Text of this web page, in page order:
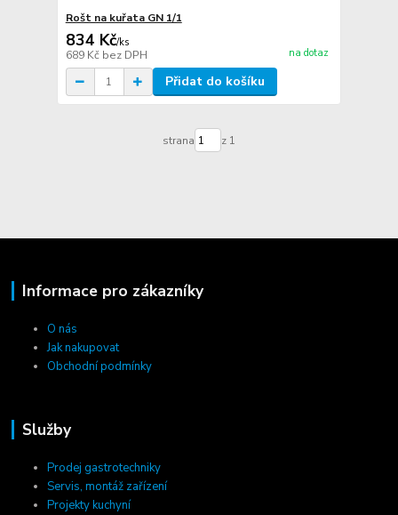
Rošt na kuřata GN 1/1
834 Kč/ks
689 Kč bez DPH na dotaz
Přidat do košíku
strana z 1
Informace pro zákazníky
O nás
Jak nakupovat
Obchodní podmínky
Služby
Prodej gastrotechniky
Servis, montáž zařízení
Projekty kuchyní